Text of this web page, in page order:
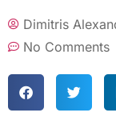
Dimitris
No Comments